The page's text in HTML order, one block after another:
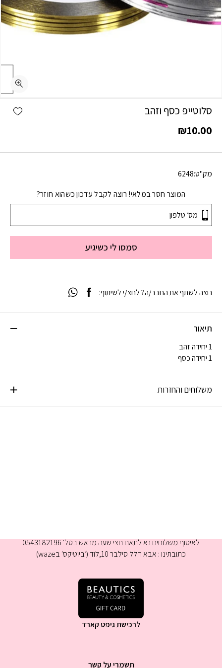
סלוטייפ כסף וזהב
₪10.00
מק"ט:6248
המוצר חסר במלאי! רוצה לקבל עדכון כשהוא חוזר?
סמסו לי כשיגיע
תיאור
1 יחידה זהב
1 יחידה כסף
משלוחים והחזרות
רוצה לשתף את החבר/ה? לחצ/י לשיתוף:
תשמרי על קשר
לאיסוף משלוחים נא לתאם חצי שעה מראש בטל' 0543182196
כתובתינו : אבא הלל סילבר 10,לוד (׳ביוטיקס׳ בwaze)
לרכישת גיפט קארד